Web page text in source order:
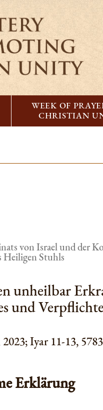
WEEK OF
CHRISTIAN
von Israel und der
Heiligen Stuhls
unheilbar
und
Iyar 11-13, 5783
Erklärung